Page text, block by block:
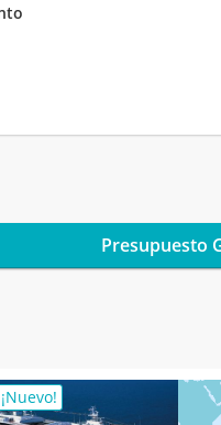
Presupuesto
¡Nuevo!